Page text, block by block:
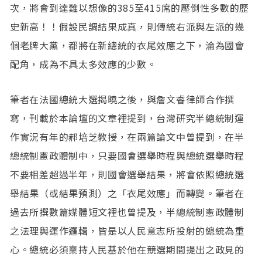
次，將會到達難以想像的385至415席的壓倒性多數的歷
史新高！！假設民調結果成真，則傳統右派與左派的幾
個老牌大黨，都將在新總統的衣尾效應之下，淪為國會
配角，成為不具太多效應的少數。
筆者在法國總統大選揭曉之後，與詹文睿律師合作撰
寫，刊載於本論壇的文章裡提到，台灣研究半總統制運
作實況有年的郝培芝教授，在兩篇論文中曾提到，在半
總統制憲政體制中，只要國會選舉時程與總統選舉時程
不要相差超過半年，則國會選舉結果，將會依照總統選
舉結果（或結果預測）之「衣尾效應」而轉變。筆者在
過去所撰數篇媒體短文裡也曾提及，半總統制憲政體制
之法理與運作邏輯，皆是以人民意志所投射的總統為重
心。總統必須稟持人民基於他在競選期間提出之政見的